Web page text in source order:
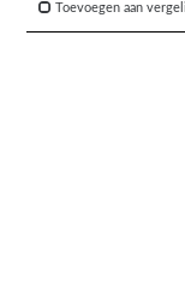
Toevoegen aan